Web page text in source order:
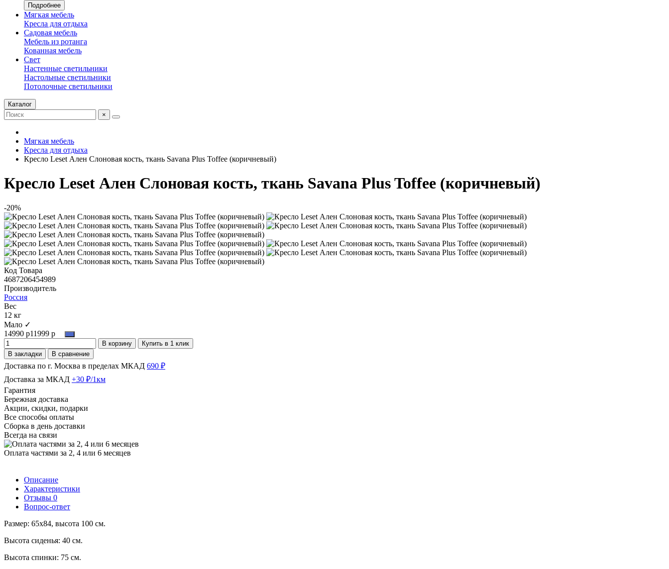
Подробнее
Мягкая мебель
Кресла для отдыха
Садовая мебель
Мебель из ротанга
Кованная мебель
Свет
Настенные светильники
Настольные светильники
Потолочные светильники
Каталог
×
Мягкая мебель
Кресла для отдыха
Кресло Leset Ален Слоновая кость, ткань Savana Plus Toffee (коричневый)
Кресло Leset Ален Слоновая кость, ткань Savana Plus Toffee (коричневый)
-20%
Код Товара
4687206454989
Производитель
Россия
Вес
12 кг
Мало ✓
14990 р11999 р
В корзину
Купить в 1 клик
В закладки
В сравнение
Доставка по г. Москва в пределах МКАД 690 ₽
Доставка за МКАД +30 ₽/1км
Гарантия
Бережная доставка
Акции, скидки, подарки
Все способы оплаты
Сборка в день доставки
Всегда на связи
Оплата частями за 2, 4 или 6 месяцев
Описание
Характеристики
Отзывы 0
Вопрос-ответ
Размер: 65x84, высота 100 см.
Высота сиденья: 40 см.
Высота спинки: 75 см.